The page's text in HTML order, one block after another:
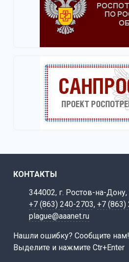
КОНТАКТЫ
344002, г. Ростов-на-
+7 (863) 240-2703, +7 (863)
plague@aaanet.ru
Нашли ошибку? Сообщите нам!
Выделите и нажмите Ctr+Enter